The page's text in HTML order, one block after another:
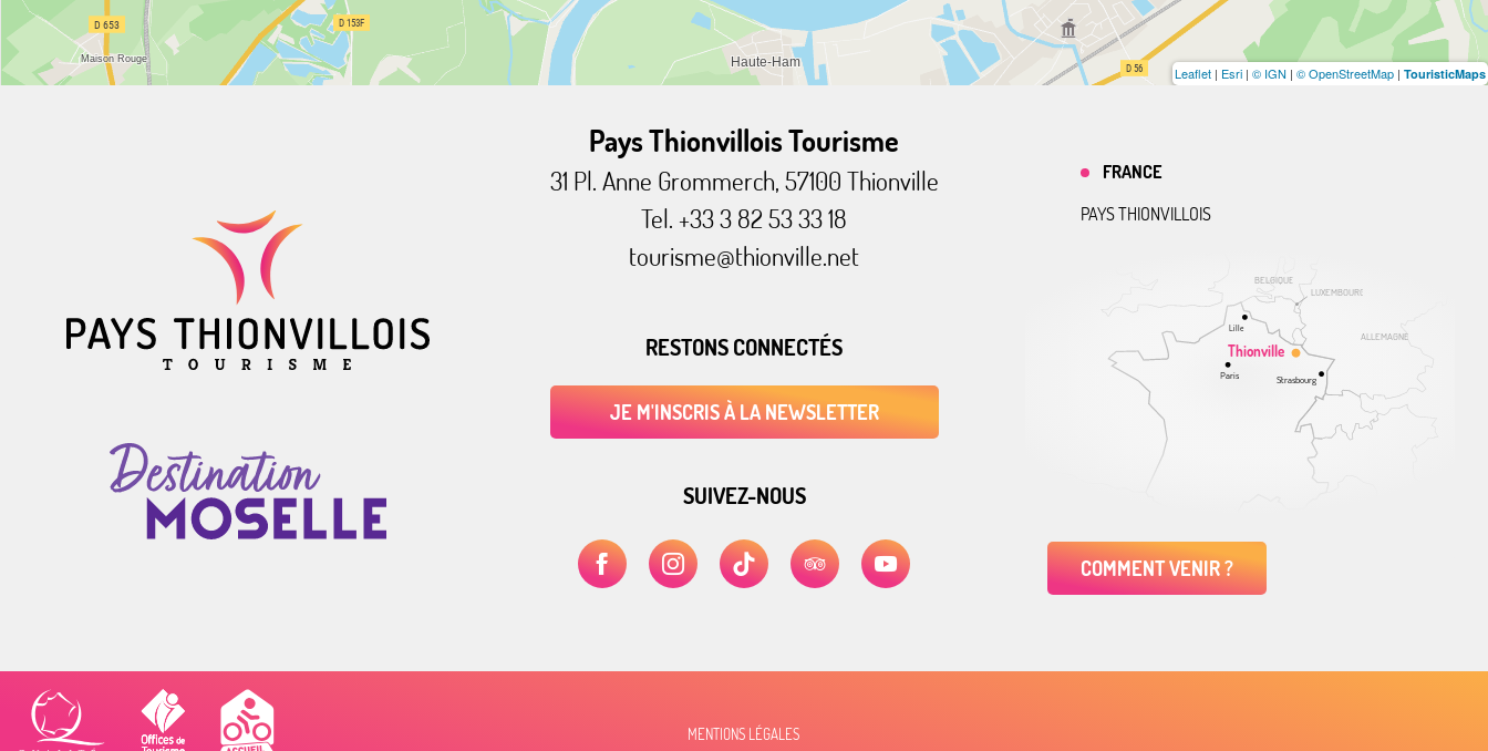
Leaflet | Esri | © IGN | © OpenStreetMap | TouristicMaps
Pays Thionvillois Tourisme
31 Pl. Anne Grommerch, 57100 Thionville
Tel. +33 3 82 53 33 18
tourisme@thionville.net
RESTONS CONNECTÉS
JE M'INSCRIS À LA NEWSLETTER
SUIVEZ-NOUS
ALLEMAGNE
BELGIQUE
LUXEMBOURG
Thionville
Lille
Paris Strasbourg
FRANCE
PAYS THIONVILLOIS
COMMENT VENIR ?
MENTIONS LÉGALES